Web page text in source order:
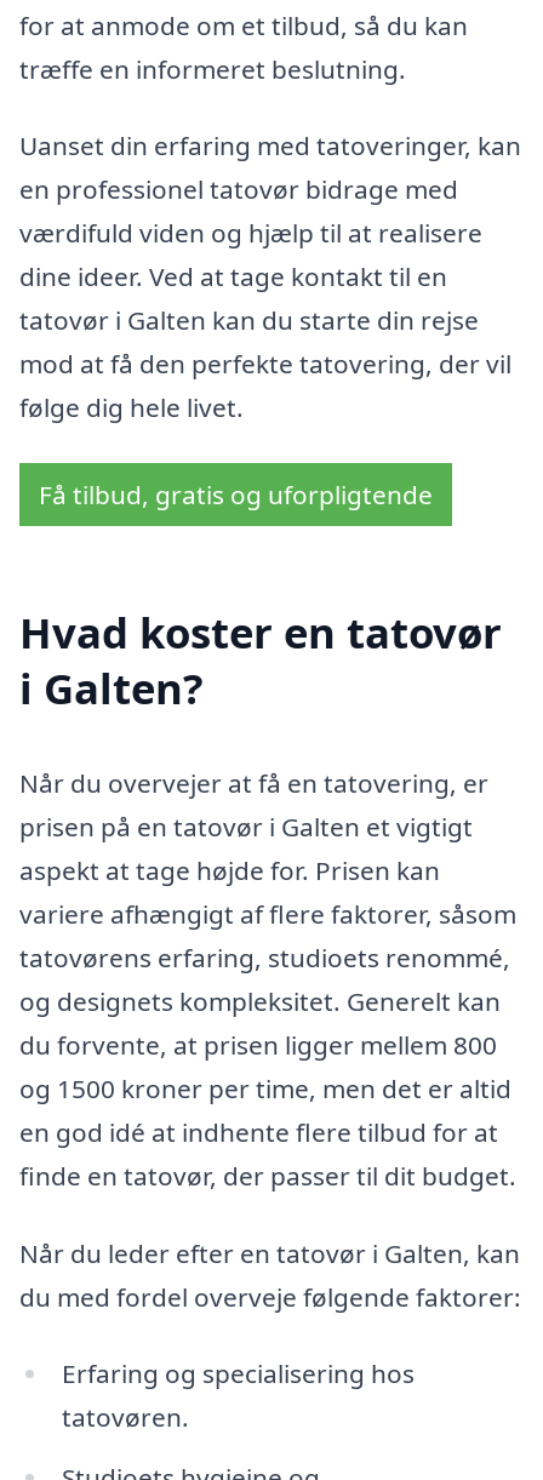
for at anmode om et tilbud, så du kan
træffe en informeret beslutning.
Uanset din erfaring med tatoveringer, kan
en professionel tatovør bidrage med
værdifuld viden og hjælp til at realisere
dine ideer. Ved at tage kontakt til en
tatovør i Galten kan du starte din rejse
mod at få den perfekte tatovering, der vil
følge dig hele livet.
Få tilbud, gratis og uforpligtende
Hvad koster en tatovør
i Galten?
Når du overvejer at få en tatovering, er
prisen på en tatovør i Galten et vigtigt
aspekt at tage højde for. Prisen kan
variere afhængigt af flere faktorer, såsom
tatovørens erfaring, studioets renommé,
og designets kompleksitet. Generelt kan
du forvente, at prisen ligger mellem 800
og 1500 kroner per time, men det er altid
en god idé at indhente flere tilbud for at
finde en tatovør, der passer til dit budget.
Når du leder efter en tatovør i Galten, kan
du med fordel overveje følgende faktorer:
Erfaring og specialisering hos
tatovøren.